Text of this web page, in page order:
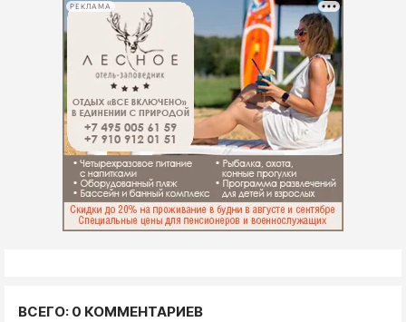
РЕКЛАМА
ВСЕГО: 0 КОММЕНТАРИЕВ